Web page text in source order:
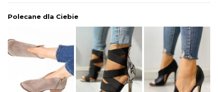
Polecane dla Ciebie